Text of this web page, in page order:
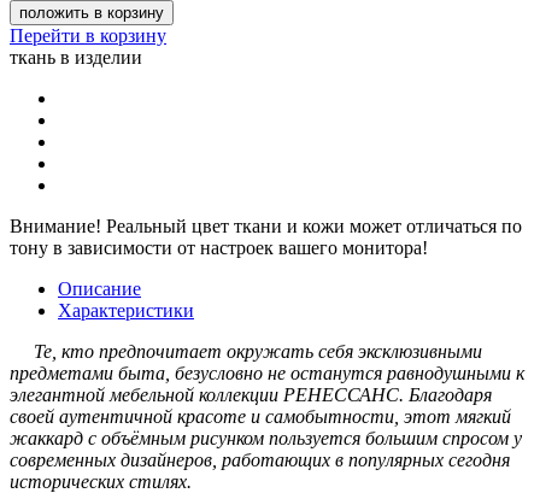
положить в корзину
Перейти в корзину
ткань в изделии
Внимание! Реальный цвет ткани и кожи может отличаться по
тону в зависимости от настроек вашего монитора!
Описание
Характеристики
Те, кто предпочитает окружать себя эксклюзивными
предметами быта, безусловно не останутся равнодушными к
элегантной мебельной коллекции РЕНЕССАНС. Благодаря
своей аутентичной красоте и самобытности, этот мягкий
жаккард с объёмным рисунком пользуется большим спросом у
современных дизайнеров, работающих в популярных сегодня
исторических стилях.